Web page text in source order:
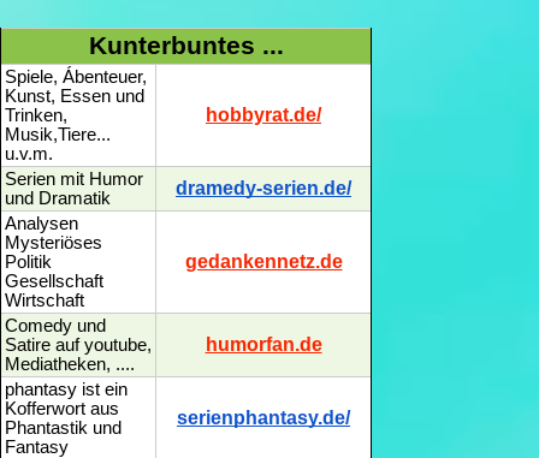
Kunterbuntes ...
Spiele, Ábenteuer,
Kunst, Essen und
Trinken,
Musik,Tiere...
u.v.m.
hobbyrat.de/
Serien mit Humor
und Dramatik
dramedy-serien.de/
Analysen
Mysteriöses
Politik
Gesellschaft
Wirtschaft
gedankennetz.de
Comedy und
Satire auf youtube,
Mediatheken, ....
humorfan.de
phantasy ist ein
Kofferwort aus
Phantastik und
Fantasy
serienphantasy.de/